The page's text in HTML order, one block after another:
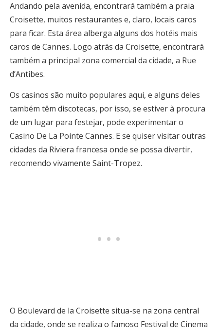
Andando pela avenida, encontrará também a praia
Croisette, muitos restaurantes e, claro, locais caros
para ficar. Esta área alberga alguns dos hotéis mais
caros de Cannes. Logo atrás da Croisette, encontrará
também a principal zona comercial da cidade, a Rue
d’Antibes.
Os casinos são muito populares aqui, e alguns deles
também têm discotecas, por isso, se estiver à procura
de um lugar para festejar, pode experimentar o
Casino De La Pointe Cannes. E se quiser visitar outras
cidades da Riviera francesa onde se possa divertir,
recomendo vivamente Saint-Tropez.
O Boulevard de la Croisette situa-se na zona central
da cidade, onde se realiza o famoso Festival de Cinema